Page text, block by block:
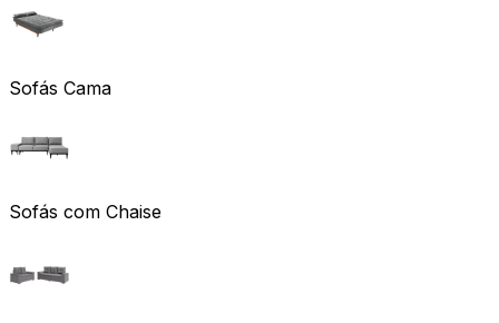
Sofás Cama
Sofás com Chaise